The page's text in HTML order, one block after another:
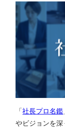
「社長プロ名鑑
やビジョンを